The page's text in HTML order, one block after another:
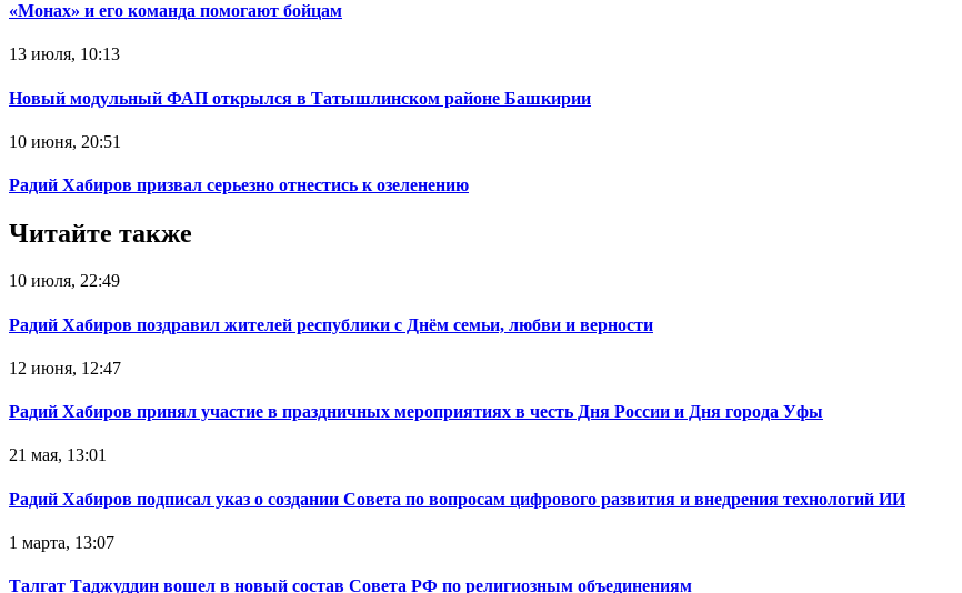
«Монах» и его команда помогают бойцам
13 июля, 10:13
Новый модульный ФАП открылся в Татышлинском районе Башкирии
10 июня, 20:51
Радий Хабиров призвал серьезно отнестись к озеленению
Читайте также
10 июля, 22:49
Радий Хабиров поздравил жителей республики с Днём семьи, любви и верности
12 июня, 12:47
Радий Хабиров принял участие в праздничных мероприятиях в честь Дня России и Дня города Уфы
21 мая, 13:01
Радий Хабиров подписал указ о создании Совета по вопросам цифрового развития и внедрения технологий ИИ
1 марта, 13:07
Талгат Таджуддин вошел в новый состав Совета РФ по религиозным объединениям